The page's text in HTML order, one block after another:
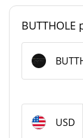
Posição de
circulação
Fornecimento
BUTTHOLE
USD